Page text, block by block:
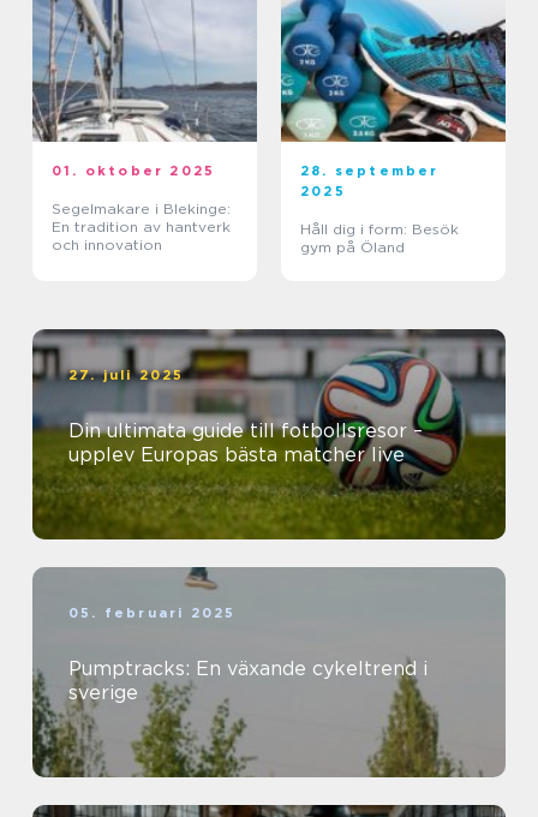
01. oktober 2025
Segelmakare i Blekinge:
En tradition av hantverk
och innovation
28. september
2025
Håll dig i form: Besök
gym på Öland
27. juli 2025
Din ultimata guide till fotbollsresor –
upplev Europas bästa matcher live
05. februari 2025
Pumptracks: En växande cykeltrend i
sverige